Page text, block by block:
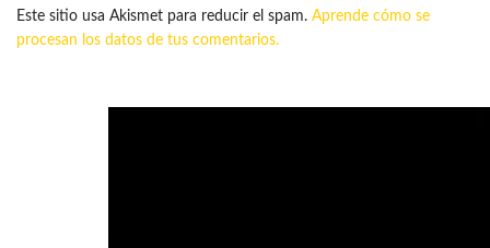
Este sitio usa Akismet para reducir el spam. Aprende cómo se
procesan los datos de tus comentarios.